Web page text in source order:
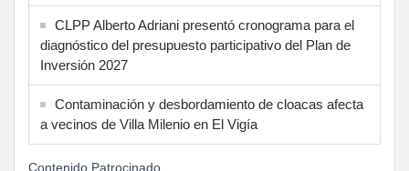
CLPP Alberto Adriani presentó cronograma para el
diagnóstico del presupuesto participativo del Plan de
Inversión 2027
Contaminación y desbordamiento de cloacas afecta
a vecinos de Villa Milenio en El Vigía
Contenido Patrocinado